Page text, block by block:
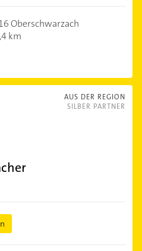
Oberschwarzach
km
AUS DER REGION
SILBER PARTNER